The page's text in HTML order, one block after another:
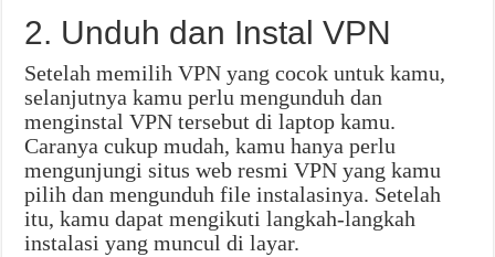
2. Unduh dan Instal VPN
Setelah memilih VPN yang cocok untuk kamu,
selanjutnya kamu perlu mengunduh dan
menginstal VPN tersebut di laptop kamu.
Caranya cukup mudah, kamu hanya perlu
mengunjungi situs web resmi VPN yang kamu
pilih dan mengunduh file instalasinya. Setelah
itu, kamu dapat mengikuti langkah-langkah
instalasi yang muncul di layar.